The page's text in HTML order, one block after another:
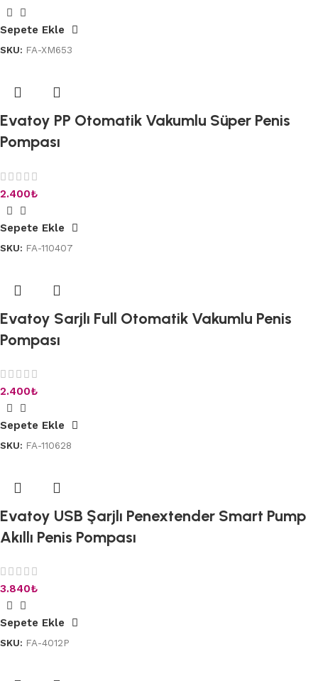
Sepete Ekle
SKU: FA-XM653
Evatoy PP Otomatik Vakumlu Süper Penis
Pompası
2.400₺
Sepete Ekle
SKU: FA-110407
Evatoy Sarjlı Full Otomatik Vakumlu Penis
Pompası
2.400₺
Sepete Ekle
SKU: FA-110628
Evatoy USB Şarjlı Penextender Smart Pump
Akıllı Penis Pompası
3.840₺
Sepete Ekle
SKU: FA-4012P